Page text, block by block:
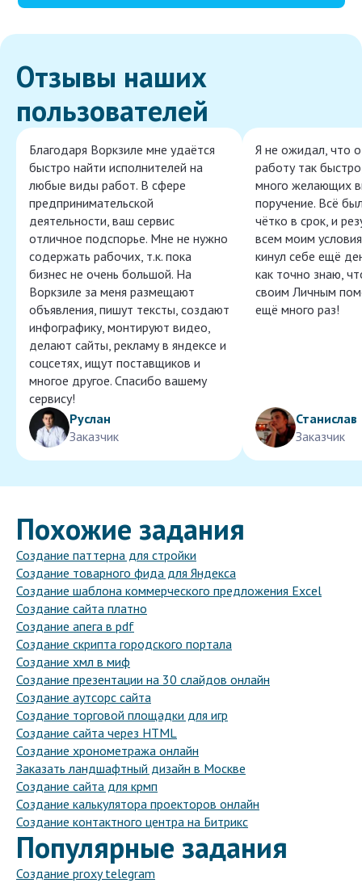
Отзывы наших
пользователей
Благодаря Воркзиле мне удаётся
быстро найти исполнителей на
любые виды работ. В сфере
предпринимательской
деятельности, ваш сервис
отличное подспорье. Мне не нужно
содержать рабочих, т.к. пока
бизнес не очень большой. На
Воркзиле за меня размещают
объявления, пишут тексты, создают
инфографику, монтируют видео,
делают сайты, рекламу в яндексе и
соцсетях, ищут поставщиков и
многое другое. Спасибо вашему
сервису!
Руслан
Заказчик
Я не ожидал, что
работу так
много желающих
поручение. Всё
чётко в срок, и
всем моим
кинул себе ещё
как точно знаю,
своим Личным
ещё много раз!
Станислав
Заказчик
Похожие задания
Создание паттерна для стройки
Создание товарного фида для Яндекса
Создание шаблона коммерческого предложения Excel
Создание сайта платно
Создание апега в pdf
Создание скрипта городского портала
Создание хмл в миф
Создание презентации на 30 слайдов онлайн
Создание аутсорс сайта
Создание торговой площадки для игр
Создание сайта через HTML
Создание хронометража онлайн
Заказать ландшафтный дизайн в Москве
Создание сайта для крмп
Создание калькулятора проекторов онлайн
Создание контактного центра на Битрикс
Популярные задания
Создание proxy telegram